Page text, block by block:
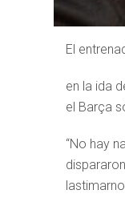
El
en la ida
el Barça
“No hay